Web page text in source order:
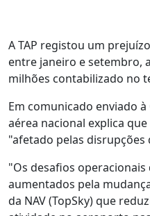
A TAP registou um
entre janeiro e setembro,
milhões contabilizado no
Em comunicado enviado
aérea nacional explica
"afetado pelas disrupções
"Os desafios operacionais
aumentados pela
da NAV (TopSky) que